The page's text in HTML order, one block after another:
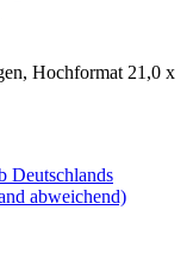
Hochformat 21,0 x
Deutschlands
abweichend)